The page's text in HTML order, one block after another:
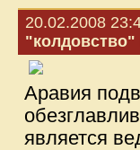
20.02.2008
Аравия
является